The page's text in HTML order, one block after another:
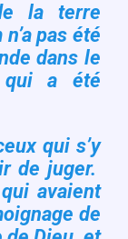
la terre
pas été
dans le
qui a été
qui s’y
de juger.
avaient
de